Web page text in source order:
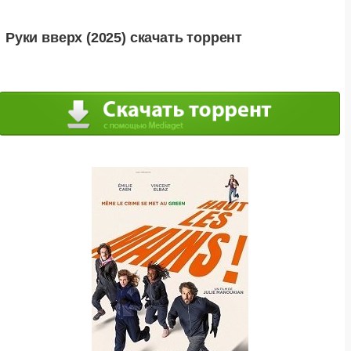
Руки вверх (2025) скачать торрент